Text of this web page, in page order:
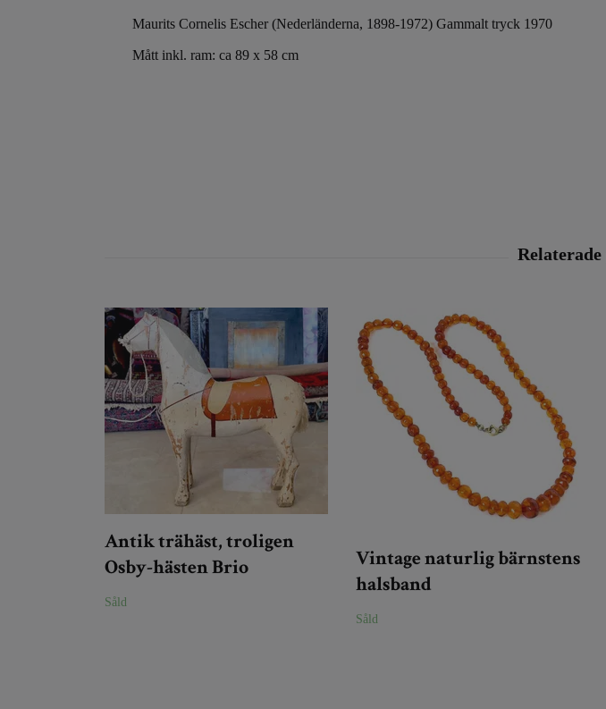
Maurits Cornelis Escher (Nederländerna, 1898-1972) Gammalt tryck 1970
Mått inkl. ram: ca 89 x 58 cm
Antik trähäst, troligen
Osby-hästen Brio
Såld
Vintage naturlig bärnstens
halsband
Såld